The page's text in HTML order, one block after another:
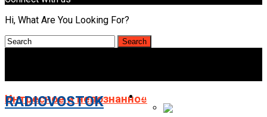
Hi, What Are You Looking For?
RADIOVOSTOK ИНТРЕСНОЕ И НЕПОЗНАННОЕ
Интресное и непознанное